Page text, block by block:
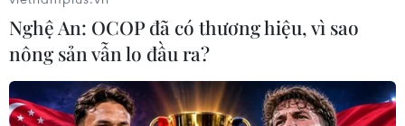
Iran phủ nhận tuyên bố của
ông Trump về đề nghị dừng không
kích
Nghệ An: OCOP đã có thương hiệu, vì sao
nông sản vẫn lo đầu ra?